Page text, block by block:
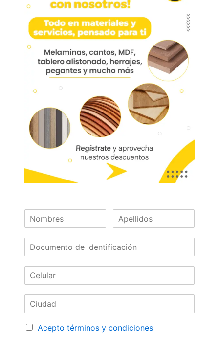
Sobreponer 3mt
Perfil Manija Graf 18mm Sobreponer 3mt
26PERALM
Aplicación: Cocinas, muebles de baño, escritorios
y centro de entretenimiento.
26PERALM
inventario. Precio sujeto a cambios sin previo aviso.
Nuestras
Acepto términos y condiciones